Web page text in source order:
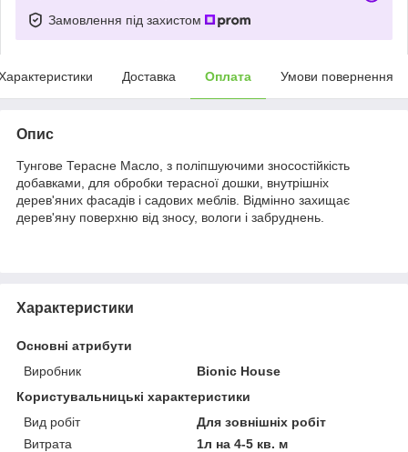
Замовлення під захистом
Доставка Оплата Умови повернення
Опис
Тунгове Терасне Масло, з поліпшуючими зносостійкість
добавками, для обробки терасної дошки, внутрішніх
дерев'яних фасадів і садових меблів. Відмінно захищає
дерев'яну поверхню від зносу, вологи і забруднень.
Характеристики
Основні атрибути
Виробник
Bionic House
Користувальницькі характеристики
Вид робіт
Для зовнішніх робіт
Витрата
1л на 4-5 кв. м